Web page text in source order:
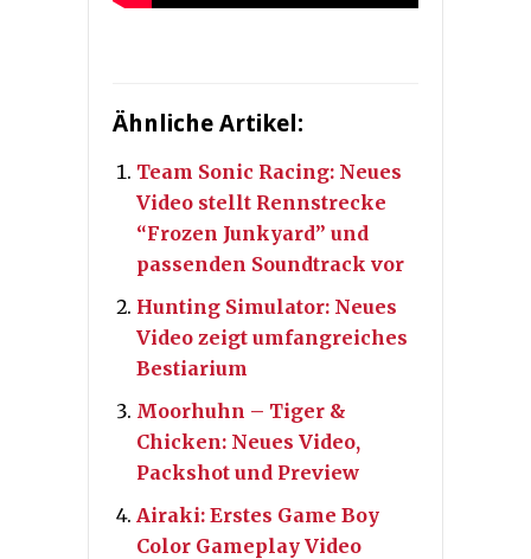
Ähnliche Artikel:
Team Sonic Racing: Neues
Video stellt Rennstrecke
“Frozen Junkyard” und
passenden Soundtrack vor
Hunting Simulator: Neues
Video zeigt umfangreiches
Bestiarium
Moorhuhn – Tiger &
Chicken: Neues Video,
Packshot und Preview
Airaki: Erstes Game Boy
Color Gameplay Video